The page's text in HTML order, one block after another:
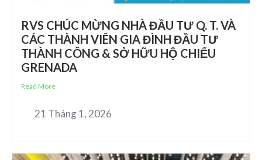
RVS CHÚC MỪNG NHÀ ĐẦU TƯ Q. T. VÀ
CÁC THÀNH VIÊN GIA ĐÌNH ĐẦU TƯ
THÀNH CÔNG & SỞ HỮU HỘ CHIẾU
GRENADA
Read More
21 Tháng 1, 2026